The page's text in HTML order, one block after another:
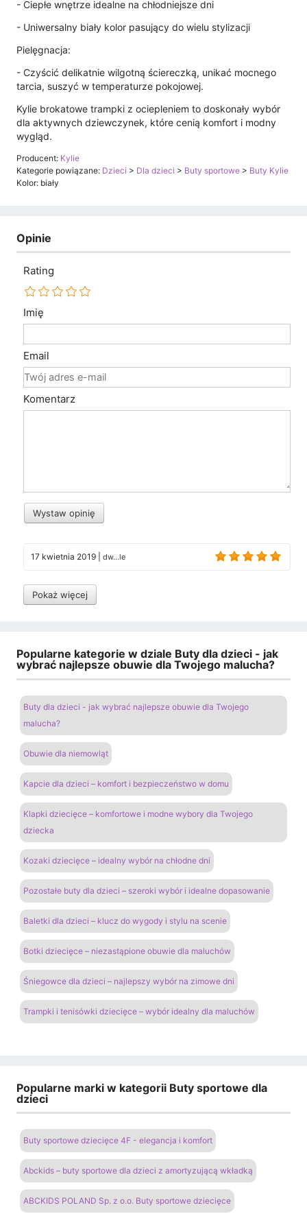
- Ciepłe wnętrze idealne na chłodniejsze dni
- Uniwersalny biały kolor pasujący do wielu stylizacji
Pielęgnacja:
- Czyścić delikatnie wilgotną ściereczką, unikać mocnego
tarcia, suszyć w temperaturze pokojowej.
Kylie brokatowe trampki z ociepleniem to doskonały wybór
dla aktywnych dziewczynek, które cenią komfort i modny
wygląd.
Producent: Kylie
Kategorie powiązane: Dzieci > Dla dzieci > Buty sportowe > Buty Kylie
Kolor: biały
Opinie
Rating
Imię
Email
Komentarz
Wystaw opinię
17 kwietnia 2019 dw...le
Pokaż więcej
Popularne kategorie w dziale Buty dla dzieci - jak
wybrać najlepsze obuwie dla Twojego malucha?
Buty dla dzieci - jak wybrać najlepsze obuwie dla Twojego
malucha?
Obuwie dla niemowląt
Kapcie dla dzieci – komfort i bezpieczeństwo w domu
Klapki dziecięce – komfortowe i modne wybory dla Twojego
dziecka
Kozaki dziecięce – idealny wybór na chłodne dni
Pozostałe buty dla dzieci – szeroki wybór i idealne dopasowanie
Baletki dla dzieci – klucz do wygody i stylu na scenie
Botki dziecięce – niezastąpione obuwie dla maluchów
Śniegowce dla dzieci – najlepszy wybór na zimowe dni
Trampki i tenisówki dziecięce – wybór idealny dla maluchów
Popularne marki w kategorii Buty sportowe dla
dzieci
Buty sportowe dziecięce 4F - elegancja i komfort
Abckids – buty sportowe dla dzieci z amortyzującą wkładką
ABCKIDS POLAND Sp. z o.o. Buty sportowe dziecięce